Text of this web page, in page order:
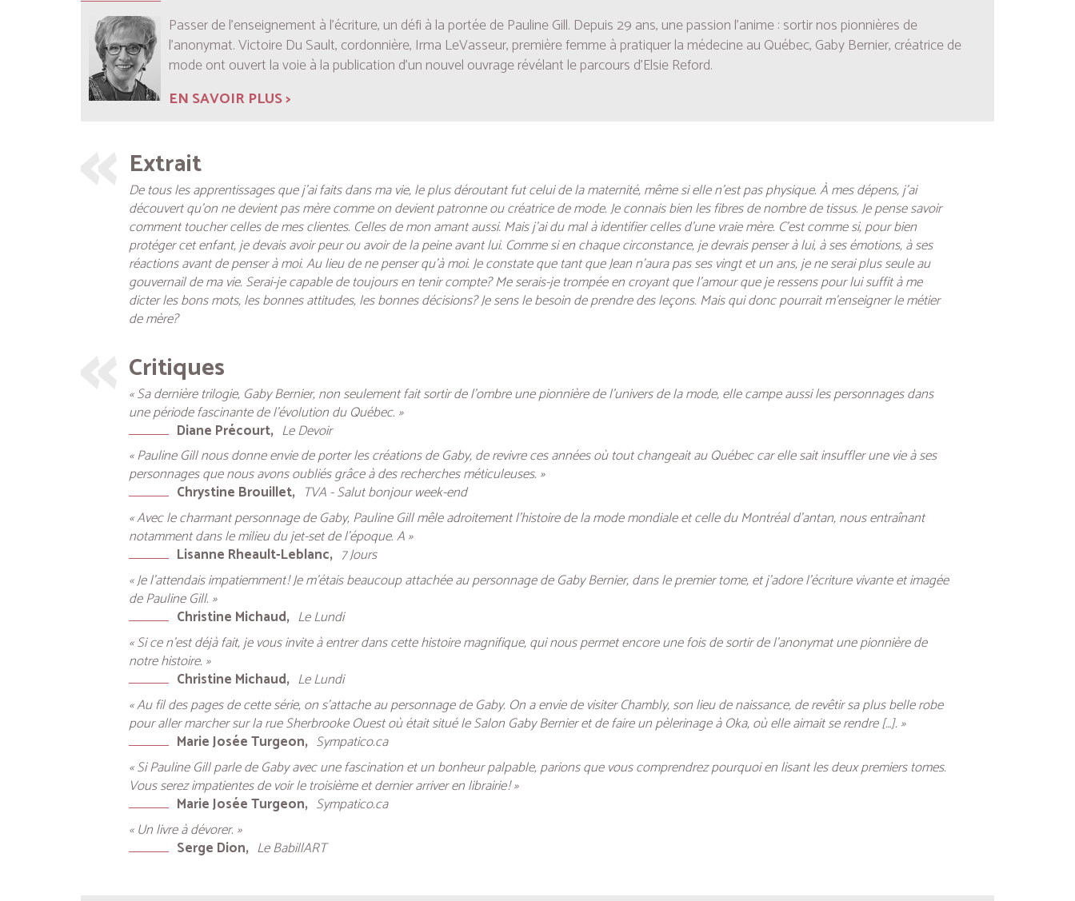
Passer de l’enseignement à l’écriture, un défi à la portée de Pauline Gill. Depuis 29 ans, une passion l’anime : sortir nos pionnières de
l’anonymat. Victoire Du Sault, cordonnière, Irma LeVasseur, première femme à pratiquer la médecine au Québec, Gaby Bernier, créatrice de
mode ont ouvert la voie à la publication d’un nouvel ouvrage révélant le parcours d’Elsie Reford.
EN SAVOIR PLUS >
Extrait
De tous les apprentissages que j’ai faits dans ma vie, le plus déroutant fut celui de la maternité, même si elle n’est pas physique. À mes dépens, j’ai
découvert qu’on ne devient pas mère comme on devient patronne ou créatrice de mode. Je connais bien les fibres de nombre de tissus. Je pense savoir
comment toucher celles de mes clientes. Celles de mon amant aussi. Mais j’ai du mal à identifier celles d’une vraie mère. C’est comme si, pour bien
protéger cet enfant, je devais avoir peur ou avoir de la peine avant lui. Comme si en chaque circonstance, je devrais penser à lui, à ses émotions, à ses
réactions avant de penser à moi. Au lieu de ne penser qu’à moi. Je constate que tant que Jean n’aura pas ses vingt et un ans, je ne serai plus seule au
gouvernail de ma vie. Serai-je capable de toujours en tenir compte? Me serais-je trompée en croyant que l’amour que je ressens pour lui suffit à me
dicter les bons mots, les bonnes attitudes, les bonnes décisions? Je sens le besoin de prendre des leçons. Mais qui donc pourrait m’enseigner le métier
de mère?
Critiques
« Sa dernière trilogie, Gaby Bernier, non seulement fait sortir de l’ombre une pionnière de l’univers de la mode, elle campe aussi les personnages dans
une période fascinante de l’évolution du Québec. »
Diane Précourt Le Devoir
« Pauline Gill nous donne envie de porter les créations de Gaby, de revivre ces années où tout changeait au Québec car elle sait insuffler une vie à ses
personnages que nous avons oubliés grâce à des recherches méticuleuses. »
Chrystine Brouillet
TVA - Salut bonjour week-end
« Avec le charmant personnage de Gaby, Pauline Gill mêle adroitement l’histoire de la mode mondiale et celle du Montréal d’antan, nous entraînant
notamment dans le milieu du jet-set de l’époque. A »
Lisanne Rheault-Leblanc
7 Jours
« Je l’attendais impatiemment ! Je m’étais beaucoup attachée au personnage de Gaby Bernier, dans le premier tome, et j’adore l’écriture vivante et imagée
de Pauline Gill. »
Christine Michaud Le Lundi
« Si ce n’est déjà fait, je vous invite à entrer dans cette histoire magnifique, qui nous permet encore une fois de sortir de l’anonymat une pionnière de
notre histoire. »
Christine Michaud Le Lundi
« Au fil des pages de cette série, on s’attache au personnage de Gaby. On a envie de visiter Chambly, son lieu de naissance, de revêtir sa plus belle robe
pour aller marcher sur la rue Sherbrooke Ouest où était situé le Salon Gaby Bernier et de faire un pèlerinage à Oka, où elle aimait se rendre […]. »
Marie Josée Turgeon Sympatico.ca
« Si Pauline Gill parle de Gaby avec une fascination et un bonheur palpable, parions que vous comprendrez pourquoi en lisant les deux premiers tomes.
Vous serez impatientes de voir le troisième et dernier arriver en librairie ! »
Marie Josée Turgeon Sympatico.ca
« Un livre à dévorer. »
Serge Dion Le BabillART